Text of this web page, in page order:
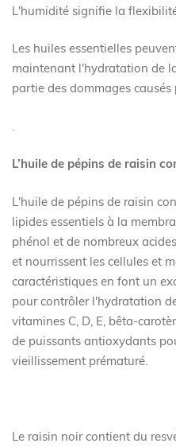
L'humidité signifie la
Les huiles essentielles
maintenant l'hydratation de
partie des dommages
.
L’huile de pépins de raisin
L'huile de pépins de raisin
lipides essentiels à la
phénol et de nombreux
et nourrissent les cellules et
caractéristiques en font un
pour contrôler l'hydratation
vitamines C, D, E, bêta-
de puissants antioxydants
vieillissement prématuré.
Le raisin noir contient du